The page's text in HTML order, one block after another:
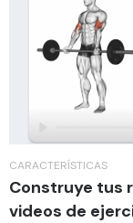
CARACTERÍSTICAS
Construye tus
videos de